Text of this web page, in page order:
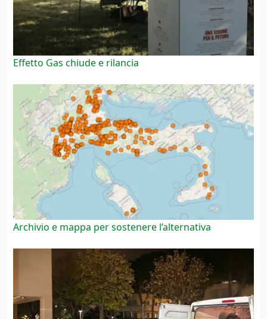
Effetto Gas chiude e rilancia
Archivio e mappa per sostenere l’alternativa